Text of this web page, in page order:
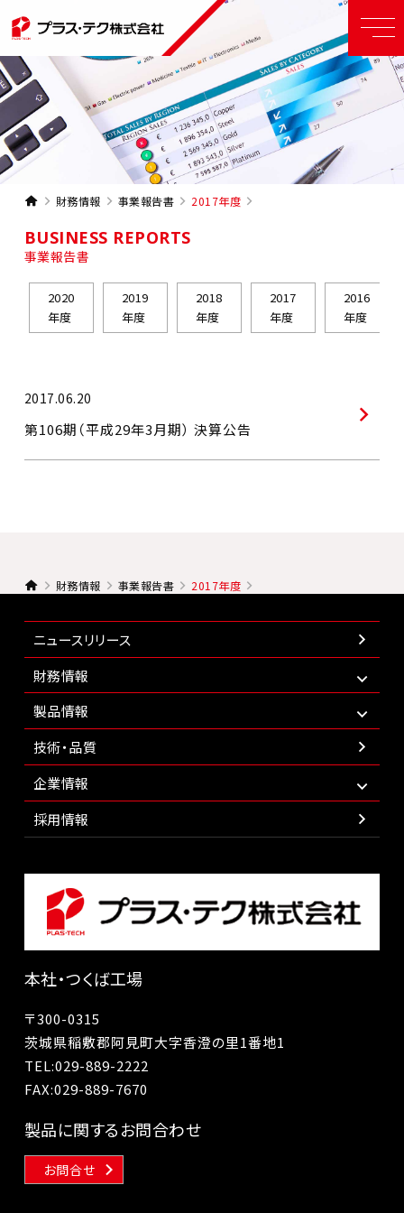
財務情報 事業報告書 2017年度
BUSINESS REPORTS
事業報告書
2020
年度
2019
年度
2018
年度
2017
年度
2016
年度
2017.06.20
第106期（平成29年3月期） 決算公告
財務情報 事業報告書 2017年度
ニュースリリース
財務情報
製品情報
技術・品質
企業情報
採用情報
本社・つくば工場
〒300-0315
茨城県稲敷郡阿見町大字香澄の里1番地1
TEL:029-889-2222
FAX:029-889-7670
製品に関するお問合わせ
お問合せ